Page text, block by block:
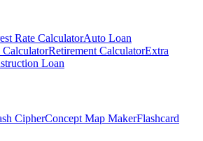
Rate CalculatorAuto Loan
CalculatorRetirement CalculatorExtra
Loan
CipherConcept Map MakerFlashcard